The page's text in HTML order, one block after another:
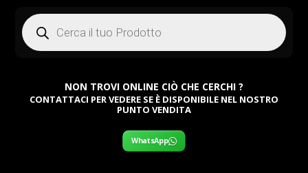
Products
search
NON TROVI ONLINE CIÒ CHE CERCHI ?
CONTATTACI PER VEDERE SE È DISPONIBILE NEL NOSTRO
PUNTO VENDITA
WhatsApp